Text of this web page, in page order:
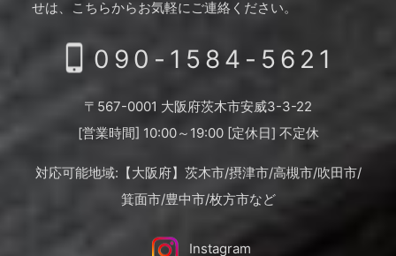
せは、こちらからお気軽にご連絡ください。
090-1584-5621
〒567-0001 大阪府茨木市安威3-3-22
[営業時間] 10:00～19:00 [定休日] 不定休
対応可能地域:【大阪府】茨木市/摂津市/高槻市/吹田市/
箕面市/豊中市/枚方市など
Instagram